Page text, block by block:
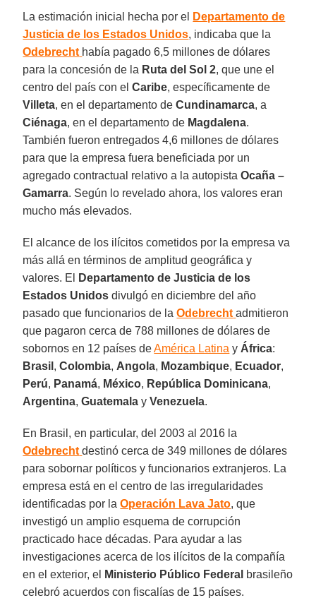
La estimación inicial hecha por el
Departamento de
Justicia de los Estados Unidos, indicaba que la
Odebrecht había pagado 6,5 millones de dólares
para la concesión de la Ruta del Sol 2, que une el
centro del país con elCaribe, específicamente de
Villeta, en el departamento deCundinamarca, a
Ciénaga, en el departamento de Magdalena.
También fueron entregados 4,6 millones de dólares
para que la empresa fuera beneficiada por un
agregado contractual relativo a la autopistaOcaña –
Gamarra. Según lo revelado ahora, los valores eran
mucho más elevados.
El alcance de los ilícitos cometidos por la empresa va
más allá en términos de amplitud geográfica y
valores. El
Departamento de Justicia de los
Estados Unidos divulgó en diciembre del año
pasado que funcionarios de laOdebrecht admitieron
que pagaron cerca de 788 millones de dólares de
sobornos en 12 países deAmérica Latina y África:
Brasil ,Colombia, Angola, Mozambique, Ecuador,
Perú, Panamá, México, República Dominicana,
Argentina,Guatemala yVenezuela.
En Brasil, en particular, del 2003 al 2016 la
Odebrecht destinó cerca de 349 millones de dólares
para sobornar políticos y funcionarios extranjeros. La
empresa está en el centro de las irregularidades
identificadas por laOperación Lava Jato, que
investigó un amplio esquema de corrupción
practicado hace décadas. Para ayudar a las
investigaciones acerca de los ilícitos de la compañía
en el exterior, el
Ministerio Público Federal brasileño
celebró acuerdos con fiscalías de 15 países.